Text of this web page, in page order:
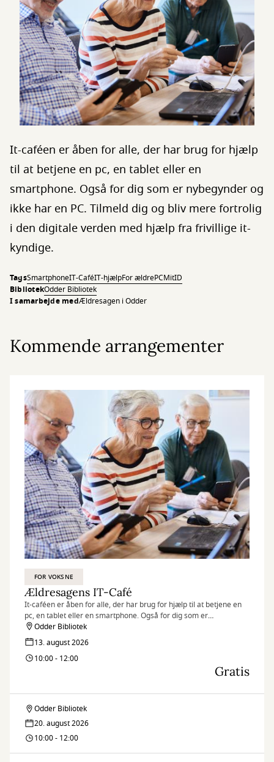
It-caféen er åben for alle, der har brug for hjælp
til at betjene en pc, en tablet eller en
smartphone. Også for dig som er nybegynder og
ikke har en PC. Tilmeld dig og bliv mere fortrolig
i den digitale verden med hjælp fra frivillige it-
kyndige.
TagsSmartphoneIT-CaféIT-hjælpFor ældrePCMitID
BibliotekOdder Bibliotek
I samarbejde medÆldresagen i Odder
Kommende arrangementer
FOR VOKSNE
Ældresagens IT-Café
It-caféen er åben for alle, der har brug for hjælp til at betjene en
pc, en tablet eller en smartphone. Også for dig som er
nybegynder og ikke har en PC. Tilmeld dig og bliv mere fortrolig i
den digitale verden med hjælp fra frivillige it-kyndige.
Odder Bibliotek
13. august 2026
10:00 - 12:00
Gratis
Ældresagens
IT-
Odder Bibliotek
20. august 2026
10:00 - 12:00